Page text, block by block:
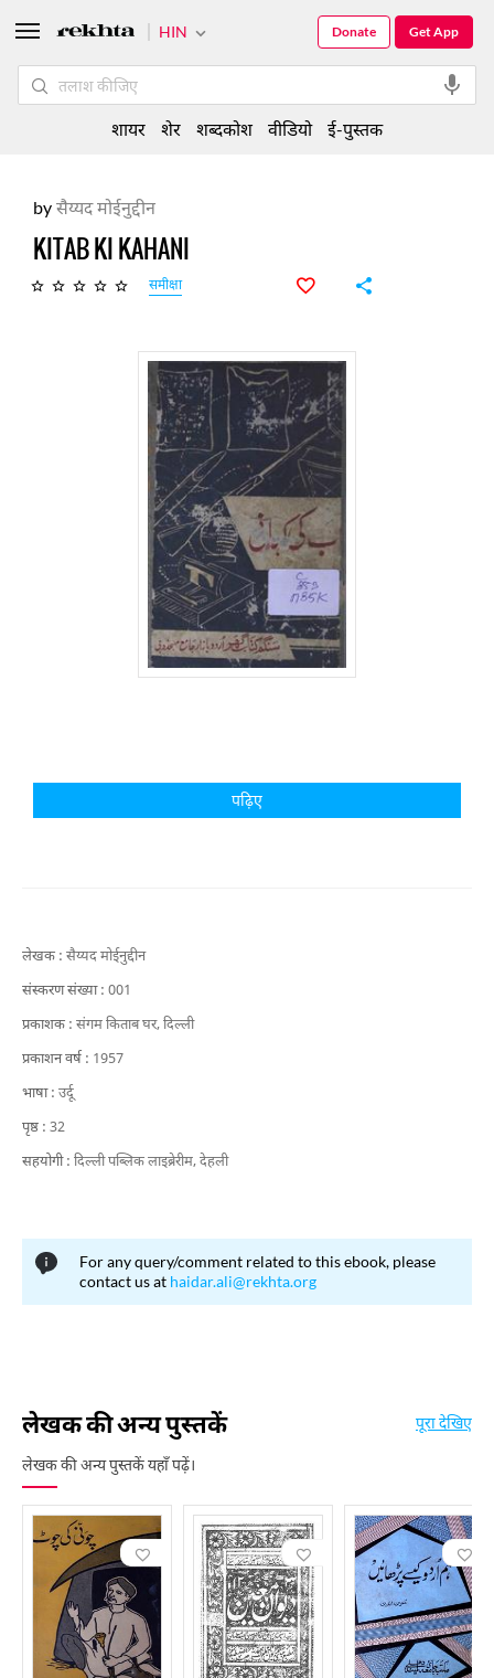
byसैय्यद मोईनुद्दीन
KITAB KI KAHANI
समीक्षा
पढ़िए
लेखक : सैय्यद मोईनुद्दीन
संस्करण संख्या : 001
प्रकाशक : संगम किताब घर, दिल्ली
प्रकाशन वर्ष : 1957
भाषा : उर्दू
पृष्ठ : 32
सहयोगी : दिल्ली पब्लिक लाइब्रेरीम, देहली
For any query/comment related to this ebook, please
contact us at haidar.ali@rekhta.org
लेखक की अन्य पुस्तकें
लेखक की अन्य पुस्तकें यहाँ पढ़ें।
पूरा देखिए
HIN Get App
Donate
शायर शेर शब्दकोश वीडियो ई-पुस्तक